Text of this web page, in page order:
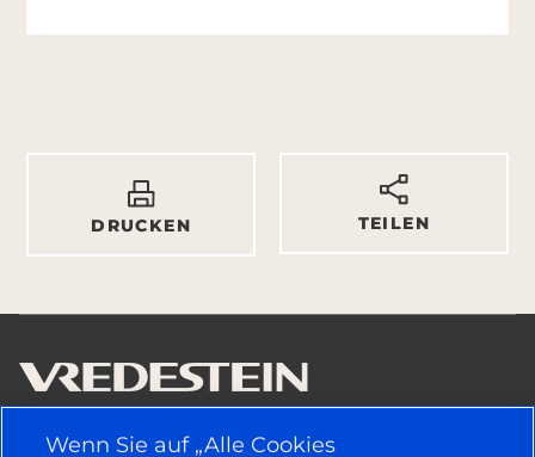
DRUCKEN TEILEN
Wenn Sie auf „Alle Cookies